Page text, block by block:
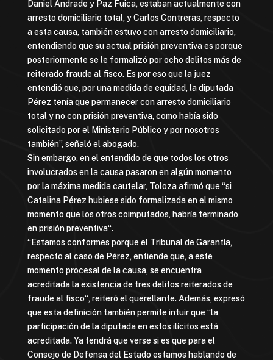
Daniel Andrade y Paz Fuica, estaban actualmente con
arresto domiciliario total, y Carlos Contreras, respecto
a esta causa, también estuvo con arresto domiciliario,
entendiendo que su actual prisión preventiva es porque
posteriormente se le formalizó por ocho delitos más de
reiterado fraude al fisco. Es por eso que la juez
entendió que, por una medida de equidad, la diputada
Pérez tenía que permanecer con arresto domiciliario
total y no con prisión preventiva, como había sido
solicitado por el Ministerio Público y por nosotros
también”, señaló el abogado.
Sin embargo, en el entendido de que todos los otros
involucrados en la causa pasaron en algún momento
por la máxima medida cautelar, Toloza afirmó que “si
Catalina Pérez hubiese sido formalizada en el mismo
momento que los otros coimputados, habría terminado
en prisión preventiva“.
“Estamos conformes porque el Tribunal de Garantía,
respecto al caso de Pérez, entiende que, a este
momento procesal de la causa, se encuentra
acreditada la existencia de tres delitos reiterados de
fraude al fisco“, reiteró el querellante. Además, expresó
que esta definición también permite intuir que “la
participación de la diputada en estos ilícitos está
acreditada. Ya tendrá que verse si es que para el
Consejo de Defensa del Estado estamos hablando de